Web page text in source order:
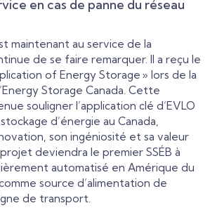
en cas de panne du réseau
maintenant au service de la
de se faire remarquer. Il a reçu le
of Energy Storage » lors de la
Storage Canada. Cette
souligner l’application clé d’EVLO
d’énergie au Canada,
son ingéniosité et sa valeur
deviendra le premier SSÉB à
automatisé en Amérique du
source d’alimentation de
de transport.